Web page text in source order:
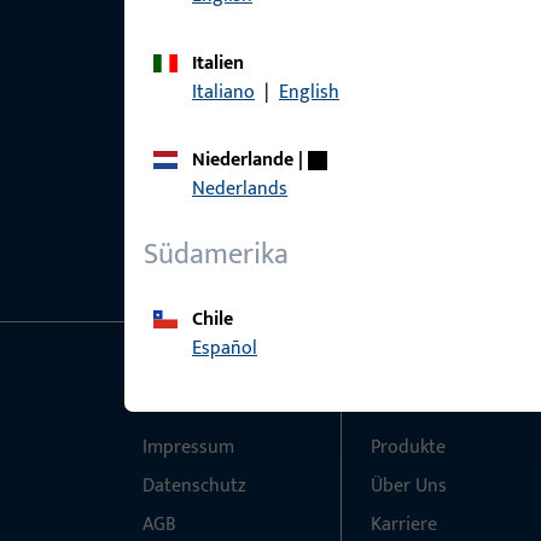
Italien
Italiano | English
Niederlande|
Nederlands
Südamerika
Chile
Español
Impressum
Datenschutz
AGB
Produkte
Über Uns
Karriere